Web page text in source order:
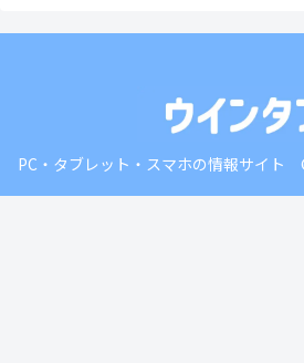
PC・タブレット・スマホの情報サイト